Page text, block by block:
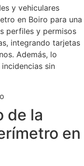
y vehiculares
en Boiro para una
perfiles y permisos
integrando tarjetas
Además, lo
sin
de la
en